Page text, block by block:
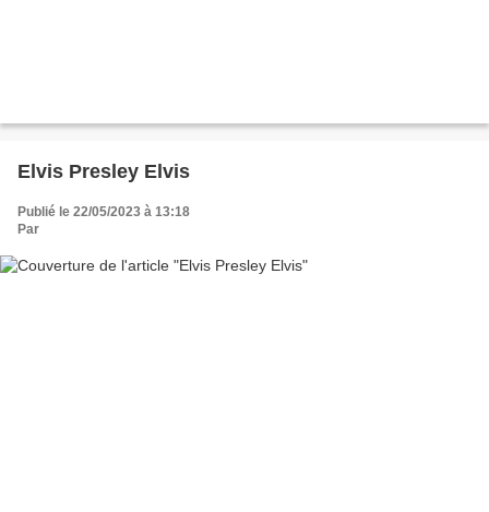
Elvis Presley Elvis
Publié le 22/05/2023 à 13:18
Par